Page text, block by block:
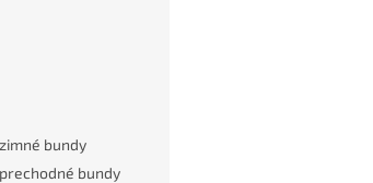
bundy
bundy